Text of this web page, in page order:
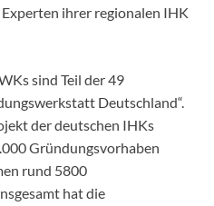
ihrer regionalen IHK
sind Teil der 49
Deutschland“.
der deutschen IHKs
Gründungsvorhaben
rund 5800
hat die